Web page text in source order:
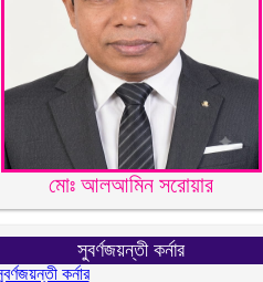
মোঃ আলআমিন সরোয়ার
সুবর্ণজয়ন্তী কর্নার